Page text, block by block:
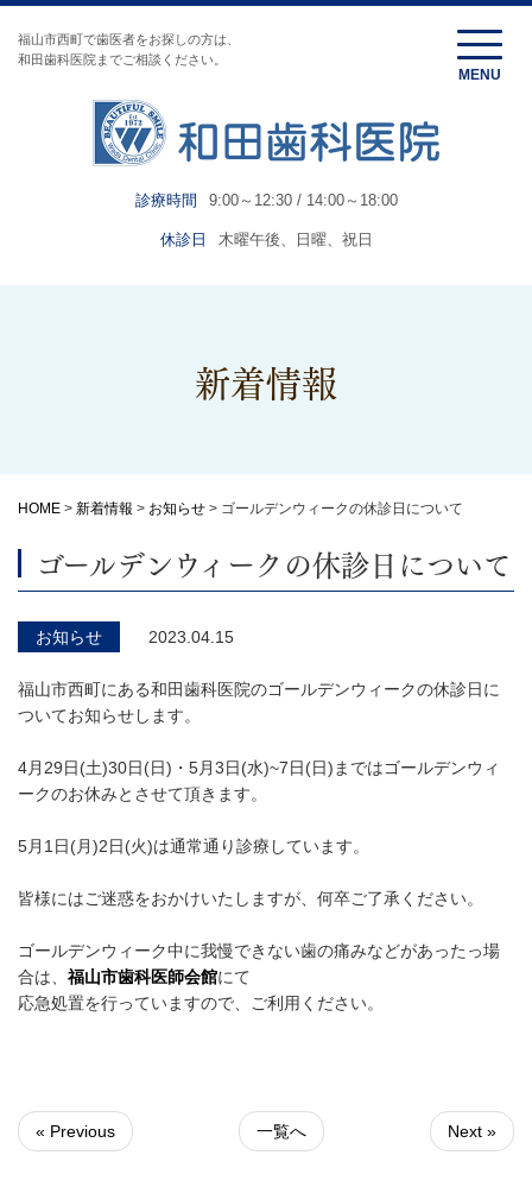
福山市西町で歯医者をお探しの方は、
和田歯科医院までご相談ください。
診療時間 9:00～12:30 / 14:00～18:00
休診日 木曜午後、日曜、祝日
新着情報
HOME > 新着情報 > お知らせ > ゴールデンウィークの休診日について
ゴールデンウィークの休診日について
お知らせ 2023.04.15
福山市西町にある和田歯科医院のゴールデンウィークの休診日に
ついてお知らせします。
4月29日(土)30日(日)・5月3日(水)~7日(日)まではゴールデンウィ
ークのお休みとさせて頂きます。
5月1日(月)2日(火)は通常通り診療しています。
皆様にはご迷惑をおかけいたしますが、何卒ご了承ください。
ゴールデンウィーク中に我慢できない歯の痛みなどがあったっ場
合は、 福山市歯科医師会館にて
応急処置を行っていますので、ご利用ください。
« Previous 一覧へ Next »